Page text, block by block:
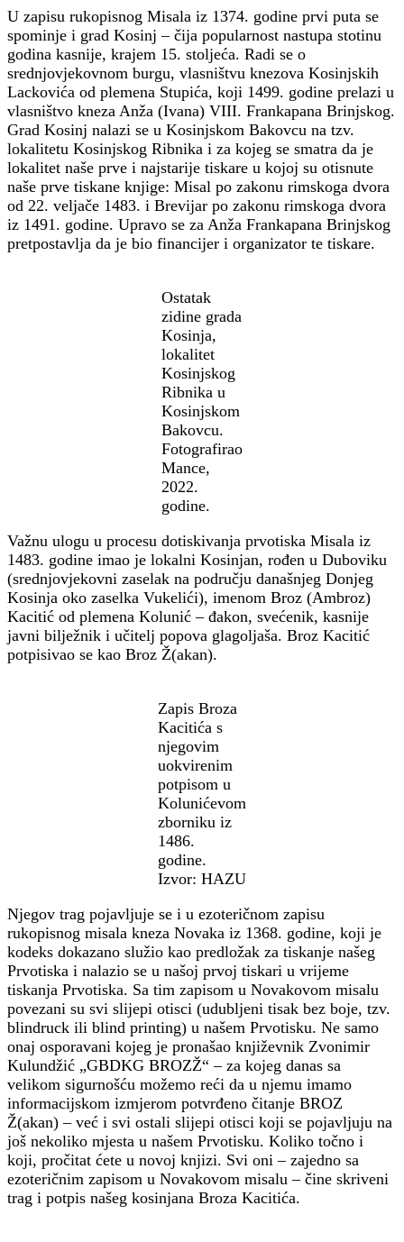
U zapisu rukopisnog Misala iz 1374. godine prvi puta se
spominje i grad Kosinj – čija popularnost nastupa stotinu
godina kasnije, krajem 15. stoljeća. Radi se o
srednjovjekovnom burgu, vlasništvu knezova Kosinjskih
Lackovića od plemena Stupića, koji 1499. godine prelazi u
vlasništvo kneza Anža (Ivana) VIII. Frankapana Brinjskog.
Grad Kosinj nalazi se u Kosinjskom Bakovcu na tzv.
lokalitetu Kosinjskog Ribnika i za kojeg se smatra da je
lokalitet naše prve i najstarije tiskare u kojoj su otisnute
naše prve tiskane knjige: Misal po zakonu rimskoga dvora
od 22. veljače 1483. i Brevijar po zakonu rimskoga dvora
iz 1491. godine. Upravo se za Anža Frankapana Brinjskog
pretpostavlja da je bio financijer i organizator te tiskare.
Ostatak
zidine grada
Kosinja,
lokalitet
Kosinjskog
Ribnika u
Kosinjskom
Bakovcu.
Fotografirao
Mance,
2022.
godine.
Važnu ulogu u procesu dotiskivanja prvotiska Misala iz
1483. godine imao je lokalni Kosinjan, rođen u Duboviku
(srednjovjekovni zaselak na području današnjeg Donjeg
Kosinja oko zaselka Vukelići), imenom Broz (Ambroz)
Kacitić od plemena Kolunić – đakon, svećenik, kasnije
javni bilježnik i učitelj popova glagoljaša. Broz Kacitić
potpisivao se kao Broz Ž(akan).
Zapis Broza
Kacitića s
njegovim
uokvirenim
potpisom u
Kolunićevom
zborniku iz
1486.
godine.
Izvor: HAZU
Njegov trag pojavljuje se i u ezoteričnom zapisu
rukopisnog misala kneza Novaka iz 1368. godine, koji je
kodeks dokazano služio kao predložak za tiskanje našeg
Prvotiska i nalazio se u našoj prvoj tiskari u vrijeme
tiskanja Prvotiska. Sa tim zapisom u Novakovom misalu
povezani su svi slijepi otisci (udubljeni tisak bez boje, tzv.
blindruck ili blind printing) u našem Prvotisku. Ne samo
onaj osporavani kojeg je pronašao književnik Zvonimir
Kulundžić „GBDKG BROZŽ“ – za kojeg danas sa
velikom sigurnošću možemo reći da u njemu imamo
informacijskom izmjerom potvrđeno čitanje BROZ
Ž(akan) – već i svi ostali slijepi otisci koji se pojavljuju na
još nekoliko mjesta u našem Prvotisku. Koliko točno i
koji, pročitat ćete u novoj knjizi. Svi oni – zajedno sa
ezoteričnim zapisom u Novakovom misalu – čine skriveni
trag i potpis našeg kosinjana Broza Kacitića.